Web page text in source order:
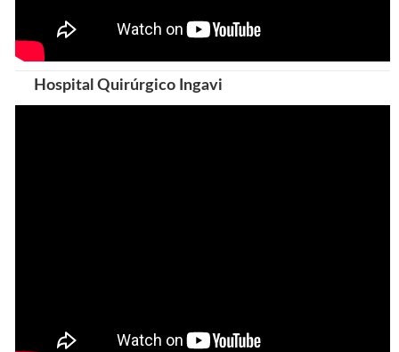
Hospital Quirúrgico Ingavi